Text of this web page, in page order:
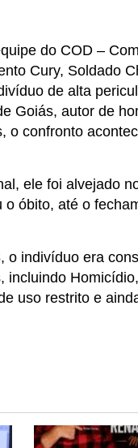
do COD –
Cury, Soldado
de alta
Goiás, autor de
o confronto
ele foi alvejado
óbito, até o
o indivíduo era
incluindo
uso restrito e